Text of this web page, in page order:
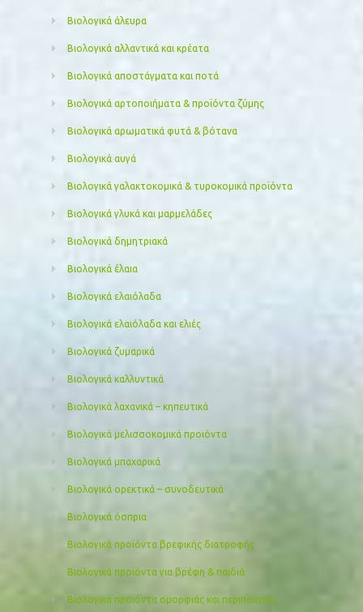
Βιολογικά άλευρα
Βιολογικά αλλαντικά και κρέατα
Βιολογικά αποστάγματα και ποτά
Βιολογικά αρτοποιήματα & προϊόντα ζύμης
Βιολογικά αρωματικά φυτά & βότανα
Βιολογικά αυγά
Βιολογικά γαλακτοκομικά & τυροκομικά προϊόντα
Βιολογικά γλυκά και μαρμελάδες
Βιολογικά δημητριακά
Βιολογικά έλαια
Βιολογικά ελαιόλαδα
Βιολογικά ελαιόλαδα και ελιές
Βιολογικά ζυμαρικά
Βιολογικά καλλυντικά
Βιολογικά λαχανικά – κηπευτικά
Βιολογικά μελισσοκομικά προιόντα
Βιολογικά μπαχαρικά
Βιολογικά ορεκτικά – συνοδευτικά
Βιολογικά όσπρια
Βιολογικά προϊόντα βρεφικής διατροφής
Βιολογικά προϊόντα για βρέφη & παιδιά
Βιολογικά προιόντα ομορφιάς και περιποίησης